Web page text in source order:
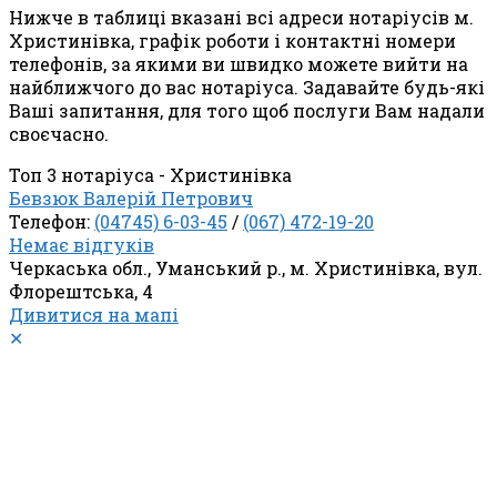
Нижче в таблиці вказані всі адреси нотаріусів м.
Христинівка, графік роботи і контактні номери
телефонів, за якими ви швидко можете вийти на
найближчого до вас нотаріуса. Задавайте будь-які
Ваші запитання, для того щоб послуги Вам надали
своєчасно.
Топ 3 нотаріуса - Христинівка
Бевзюк Валерій Петрович
Телефон: (04745) 6-03-45 / (067) 472-19-20
Немає відгуків
Черкаська обл., Уманський р., м. Христинівка, вул.
Флорештська, 4
Дивитися на мапі
✕